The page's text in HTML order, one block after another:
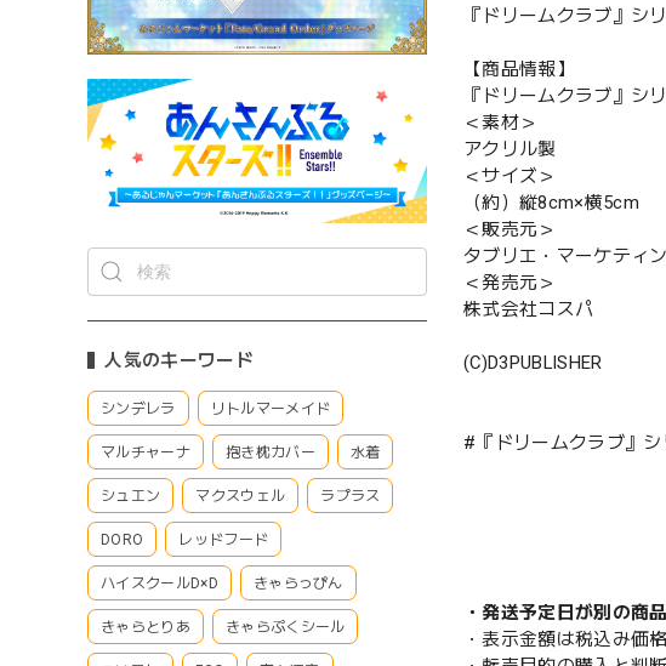
人気のキーワード
シンデレラ リトルマーメイド
マルチャーナ 抱き枕カバー 水着
シュエン マクスウェル ラプラス
DORO レッドフード
ハイスクールD×D きゃらっぴん
きゃらとりあ きゃらぷくシール
『ドリームクラブ』
【商品情報】
『ドリームクラブ』
＜素材＞
アクリル製
＜サイズ＞
（約）縦8cm×横5cm
＜販売元＞
タブリエ・マーケティ
＜発売元＞
株式会社コスパ
(C)D3PUBLISHER
#『ドリームクラブ』シ
・発送予定日が別の商
・表示金額は税込み価格